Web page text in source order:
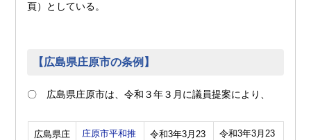
頁）としている。
【広島県庄原市の条例】
〇 広島県庄原市は、令和３年３月に議員提案により、
広島県庄
庄原市平和推
令和3年3月23
令和3年3月23